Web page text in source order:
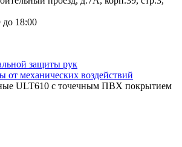
18:00
защиты рук
от механических воздействий
ULT610 с точечным ПВХ покрытием